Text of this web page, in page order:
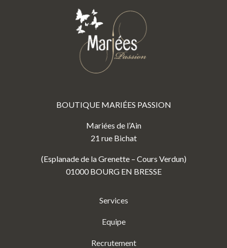
BOUTIQUE MARIÉES PASSION
Mariées de l’Ain
21 rue Bichat
(Esplanade de la Grenette – Cours Verdun)
01000 BOURG EN BRESSE
Services
Equipe
Recrutement